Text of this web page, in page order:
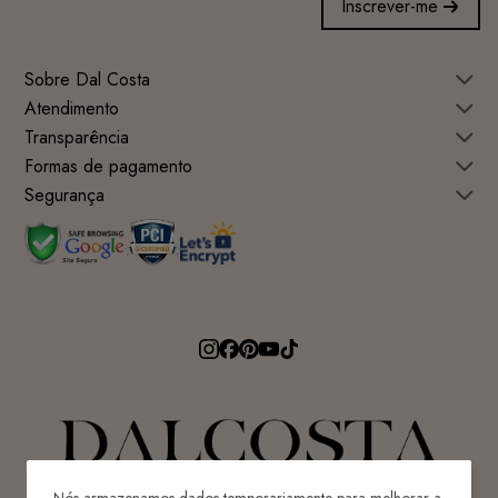
Inscrever-me
Sobre Dal Costa
Atendimento
Transparência
Formas de pagamento
Segurança